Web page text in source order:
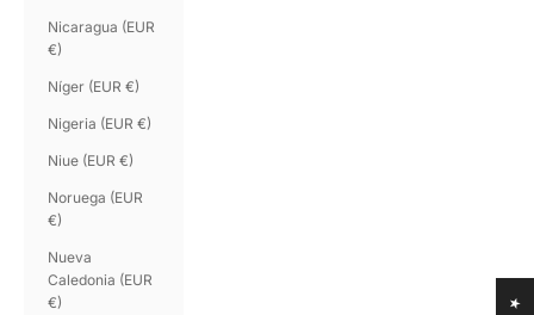
Nicaragua (EUR
€)
Níger (EUR €)
Nigeria (EUR €)
Niue (EUR €)
Noruega (EUR
€)
Nueva
Caledonia (EUR
€)